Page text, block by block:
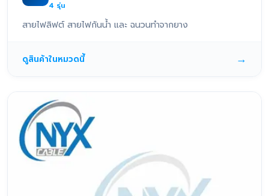
4 รุ่น
สายไฟลิฟต์ สายไฟกันน้ำ และ ฉนวนทำจากยาง
ดูสินค้าในหมวดนี้ →